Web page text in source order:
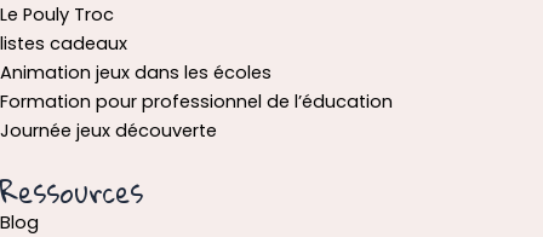
Le Pouly Troc
listes cadeaux
Animation jeux dans les écoles
Formation pour professionnel de l’éducation
Journée jeux découverte
Ressources
Blog